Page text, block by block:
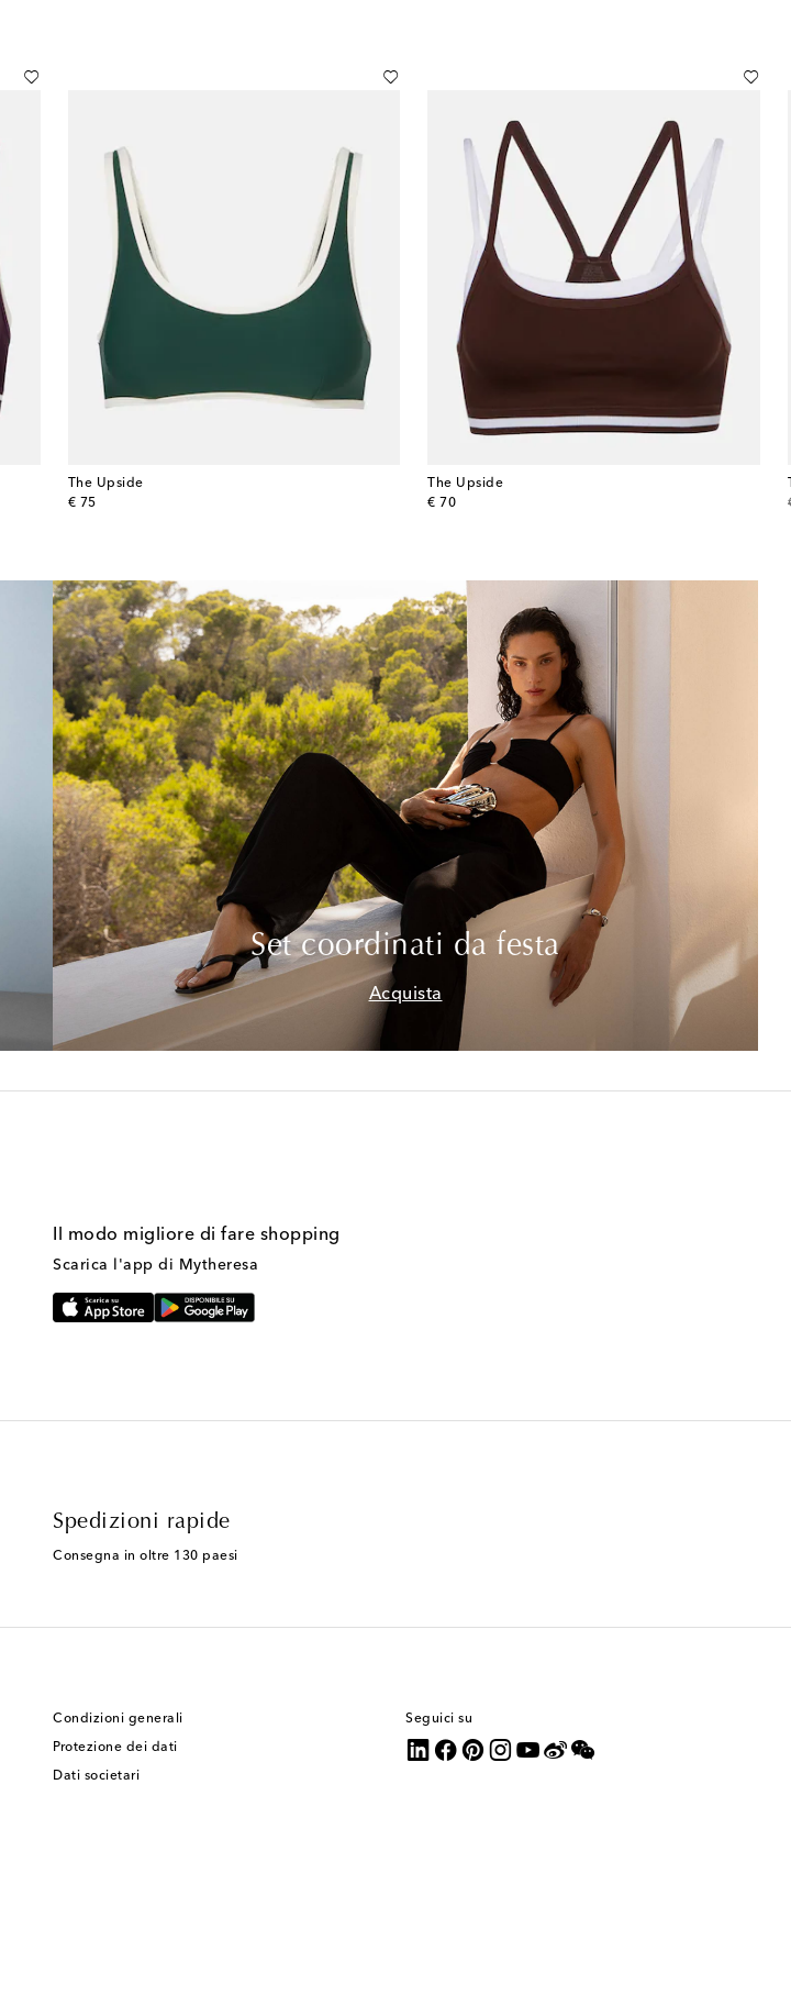
The Upside
€ 75
original price
The Upside
€ 70
original price
Set coordinati da festa
Acquista
Il modo migliore di fare shopping
Scarica l'app di Mytheresa
Spedizioni rapide
Consegna in oltre 130 paesi
Condizioni generali
Protezione dei dati
Dati societari
Seguici su